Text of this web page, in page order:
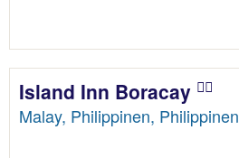
Island Inn Boracay
Malay, Philippinen, Philippinen